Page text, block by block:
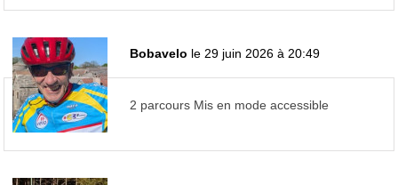
Bobavelo le 29 juin 2026 à 20:49
2 parcours Mis en mode accessible